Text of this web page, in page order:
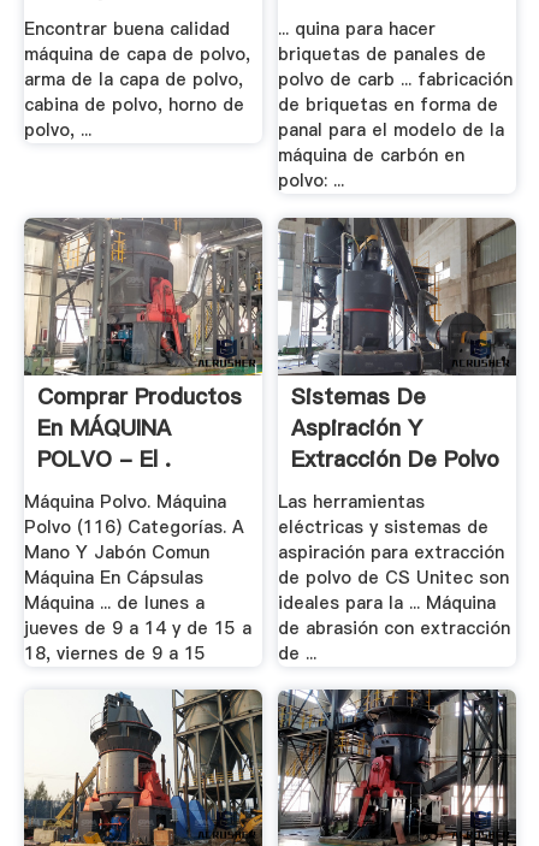
Encontrar buena calidad
máquina de capa de polvo,
arma de la capa de polvo,
cabina de polvo, horno de
polvo, ...
... quina para hacer
briquetas de panales de
polvo de carb ... fabricación
de briquetas en forma de
panal para el modelo de la
máquina de carbón en
polvo: ...
Comprar Productos
En MÁQUINA
POLVO - El .
Máquina Polvo. Máquina
Polvo (116) Categorías. A
Mano Y Jabón Comun
Máquina En Cápsulas
Máquina ... de lunes a
jueves de 9 a 14 y de 15 a
18, viernes de 9 a 15
Sistemas De
Aspiración Y
Extracción De Polvo
.
Las herramientas
eléctricas y sistemas de
aspiración para extracción
de polvo de CS Unitec son
ideales para la ... Máquina
de abrasión con extracción
de ...